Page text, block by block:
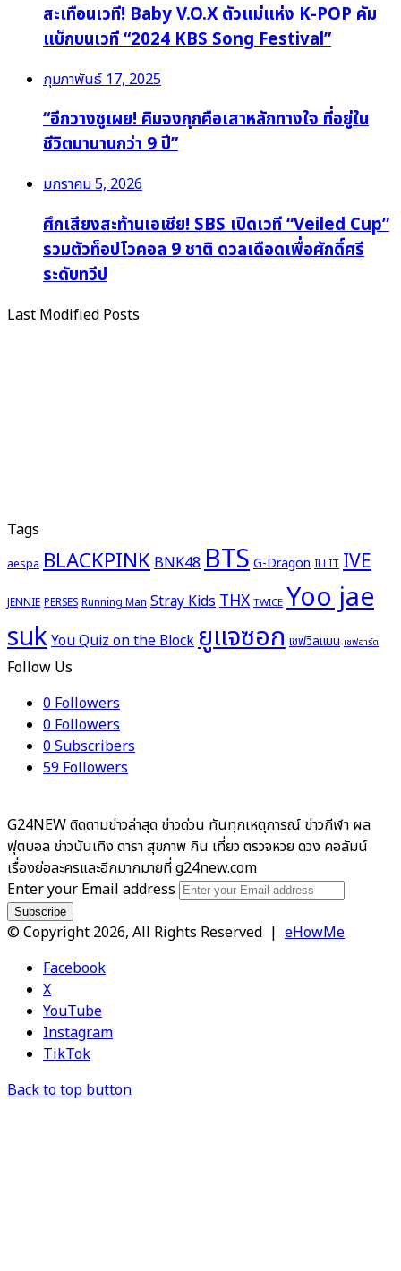
สะเทือนเวที! Baby V.O.X ตัวแม่แห่ง K-POP คัม
แบ็กบนเวที “2024 KBS Song Festival”
กุมภาพันธ์ 17, 2025
“อีกวางซูเผย! คิมจงกุกคือเสาหลักทางใจ ที่อยู่ใน
ชีวิตมานานกว่า 9 ปี”
มกราคม 5, 2026
ศึกเสียงสะท้านเอเชีย! SBS เปิดเวที “Veiled Cup”
รวมตัวท็อปโวคอล 9 ชาติ ดวลเดือดเพื่อศักดิ์ศรี
ระดับทวีป
Last Modified Posts
Tags
aespa BLACKPINK BNK48BTSG-Dragon ILLIT IVE
JENNIE PERSES Running Man Stray Kids THX TWICE Yoo jae
sukYou Quiz on the Blockยูแจซอก เชฟวิลแมน เชฟอาร์ต
Follow Us
0 Followers
0 Followers
0Subscribers
59 Followers
G24NEW ติดตามข่าวล่าสุด ข่าวด่วน ทันทุกเหตุการณ์ ข่าวกีฬา ผล
ฟุตบอล ข่าวบันเทิง ดารา สุขภาพ กิน เที่ยว ตรวจหวย ดวง คอลัมน์
เรื่องย่อละครและอีกมากมายที่ g24new.com
Enter your Email address
© Copyright 2026, All Rights Reserved | eHowMe
Facebook
X
YouTube
Instagram
TikTok
Back to top button